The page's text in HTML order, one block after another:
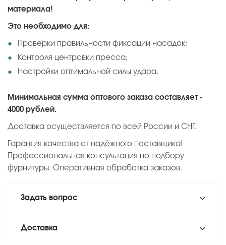
материала!
Это необходимо для:
Проверки правильности фиксации насадок;
Контроля центровки пресса;
Настройки оптимальной силы удара.
Минимальная сумма оптового заказа составляет -
4000 рублей.
Доставка осуществляется по всей России и СНГ.
Гарантия качества от надёжного поставщика!
Профессиональная консультация по подбору
фурнитуры. Оперативная обработка заказов.
Задать вопрос
Доставка